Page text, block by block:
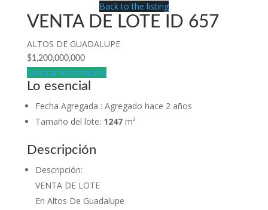
Back to the listing
VENTA DE LOTE ID 657
ALTOS DE GUADALUPE
$1,200,000,000
Solicitar información
Lo esencial
Fecha Agregada : Agregado hace 2 años
Tamaño del lote: 1247 m²
Descripción
Descripción:
VENTA DE LOTE
En Altos De Guadalupe